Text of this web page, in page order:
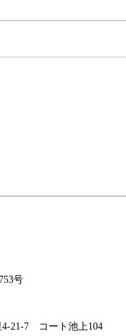
号
21-7 コート池上104